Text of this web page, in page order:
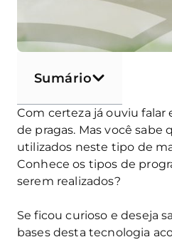
Sumário
Com certeza já ouviu
de pragas. Mas você sabe
utilizados neste tipo de
Conhece os tipos de
serem realizados?
Se ficou curioso e deseja
bases desta tecnologia